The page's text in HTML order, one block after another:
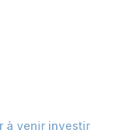
à venir investir